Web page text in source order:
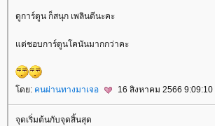
ดูการ์ตูน ก็สนุก เพลินดีนะคะ
ต่ชอบการ์ตูนโคนันมากกว่าคะ
ดย: คนผ่านทางมาเจอ 16 สิงหาคม 2566 9:09:10
จุดเริ่มต้นกับจุดสิ้นสุด